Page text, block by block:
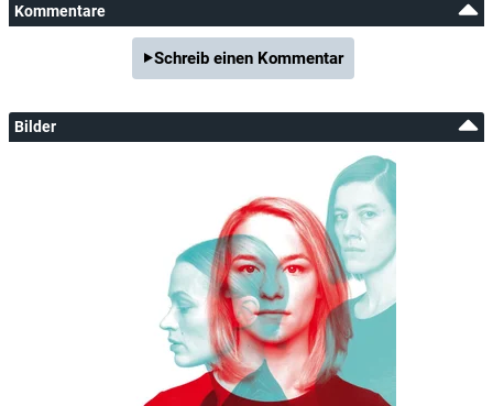
Kommentare
Schreib einen Kommentar
Bilder